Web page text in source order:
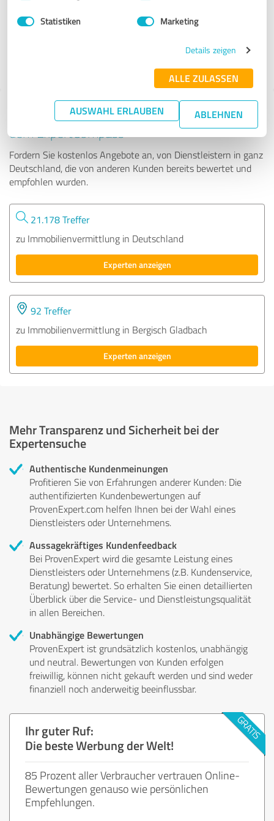
Statistiken Marketing
Details zeigen
ALLE ZULASSEN
AUSWAHL ERLAUBEN ABLEHNEN
Tipp: Die passenden Experten finden - mit
dem ExpertCompass
Fordern Sie kostenlos Angebote an, von Dienstleistern in ganz
Deutschland, die von anderen Kunden bereits bewertet und
empfohlen wurden.
21.178 Treffer
zu Immobilienvermittlung in Deutschland
Experten anzeigen
92 Treffer
zu Immobilienvermittlung in Bergisch Gladbach
Experten anzeigen
Mehr Transparenz und Sicherheit bei der
Expertensuche
Authentische Kundenmeinungen
Profitieren Sie von Erfahrungen anderer Kunden: Die
authentifizierten Kundenbewertungen auf
ProvenExpert.com helfen Ihnen bei der Wahl eines
Dienstleisters oder Unternehmens.
Aussagekräftiges Kundenfeedback
Bei ProvenExpert wird die gesamte Leistung eines
Dienstleisters oder Unternehmens (z.B. Kundenservice,
Beratung) bewertet. So erhalten Sie einen detaillierten
Überblick über die Service- und Dienstleistungsqualität
in allen Bereichen.
Unabhängige Bewertungen
ProvenExpert ist grundsätzlich kostenlos, unabhängig
und neutral. Bewertungen von Kunden erfolgen
freiwillig, können nicht gekauft werden und sind weder
finanziell noch anderweitig beeinflussbar.
Ihr guter Ruf:
Die beste Werbung der Welt!
85 Prozent aller Verbraucher vertrauen Online-
Bewertungen genauso wie persönlichen
Empfehlungen.